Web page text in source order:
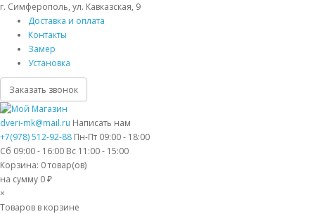
г. Симферополь, ул. Кавказская, 9
Доставка и оплата
Контакты
Замер
Установка
Заказать звонок
dveri-mk@mail.ru Написать нам
+7(978) 512-92-88 Пн-Пт 09:00 - 18:00
Сб 09:00 - 16:00 Вс 11:00 - 15:00
Корзина: 0товар(ов)
на сумму 0 ₽
×
Товаров в корзине